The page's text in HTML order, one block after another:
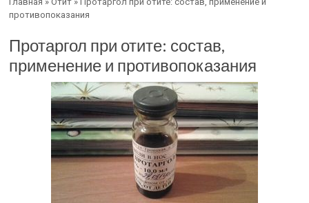
противопоказания
Протаргол при отите: состав,
применение и противопоказания